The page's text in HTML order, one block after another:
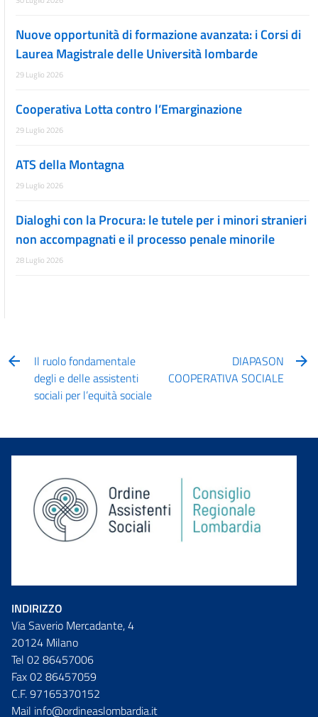
Nuove opportunità di formazione avanzata: i Corsi di
Laurea Magistrale delle Università lombarde
29 Luglio 2026
Cooperativa Lotta contro l’Emarginazione
29 Luglio 2026
ATS della Montagna
29 Luglio 2026
Dialoghi con la Procura: le tutele per i minori stranieri
non accompagnati e il processo penale minorile
28 Luglio 2026
Il ruolo fondamentale
degli e delle assistenti
sociali per l’equità sociale
DIAPASON
COOPERATIVA SOCIALE
INDIRIZZO
Via Saverio Mercadante, 4
20124 Milano
Tel 02 86457006
Fax 02 86457059
C.F. 97165370152
Mail info@ordineaslombardia.it